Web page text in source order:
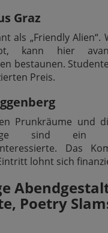
Graz
als „Friendly Alien“.
kann hier
bestaunen.
Preis.
Prunkräume und
sind ein
Das
lohnt sich
Poetry